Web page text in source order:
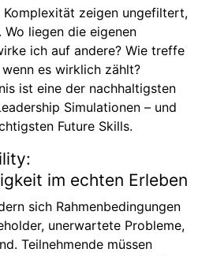
Komplexität zeigen ungefiltert,
liegen die eigenen
ich auf andere? Wie treffe
es wirklich zählt?
ist eine der nachhaltigsten
Simulationen – und
Future Skills.
im echten Erleben
sich Rahmenbedingungen
unerwartete Probleme,
Teilnehmende müssen